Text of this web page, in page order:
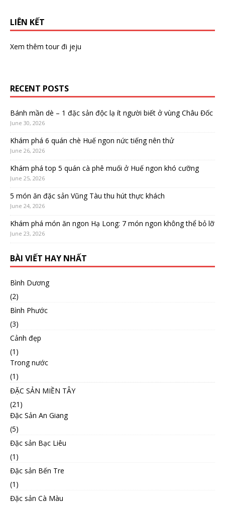
LIÊN KẾT
Xem thêmtour đi jeju
RECENT POSTS
Bánh mần dè – 1 đặc sản độc lạ ít người biết ở vùng Châu Đốc
June 30, 2026
Khám phá 6 quán chè Huế ngon nức tiếng nên thử
June 26, 2026
Khám phá top 5 quán cà phê muối ở Huế ngon khó cưỡng
June 25, 2026
5 món ăn đặc sản Vũng Tàu thu hút thực khách
June 24, 2026
Khám phá món ăn ngon Hạ Long: 7 món ngon không thể bỏ lỡ
June 23, 2026
BÀI VIẾT HAY NHẤT
Bình Dương
(2)
Bình Phước
(3)
Cảnh đẹp
(1)
Trong nước
(1)
ĐẶC SẢN MIỀN TÂY
(21)
Đặc Sản An Giang
(5)
Đặc sản Bạc Liêu
(1)
Đặc sản Bến Tre
(1)
Đặc sản Cà Màu